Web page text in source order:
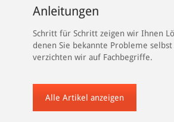
Anleitungen
Schritt für Schritt zeigen wir Ihnen
denen Sie bekannte Probleme
verzichten wir auf Fachbegriffe.
Alle Artikel anzeigen